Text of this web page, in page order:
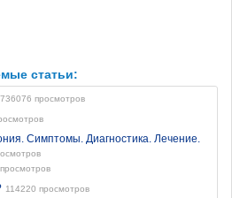
статьи:
просмотров
Симптомы. Диагностика. Лечение.
114220 просмотров